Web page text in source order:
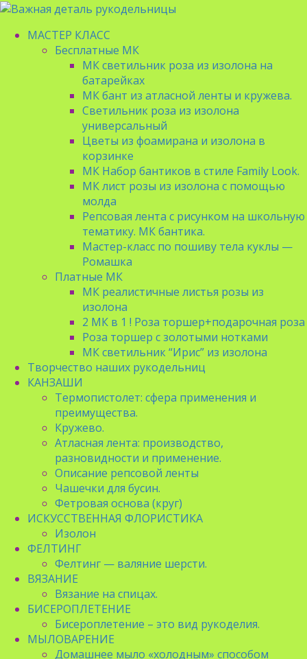
МАСТЕР КЛАСС
Бесплатные МК
МК светильник роза из изолона на
батарейках
МК бант из атласной ленты и кружева.
Светильник роза из изолона
универсальный
Цветы из фоамирана и изолона в
корзинке
МК Набор бантиков в стиле Family Look.
МК лист розы из изолона с помощью
молда
Репсовая лента с рисунком на школьную
тематику. МК бантика.
Мастер-класс по пошиву тела куклы —
Ромашка
Платные МК
МК реалистичные листья розы из
изолона
2 МК в 1 ! Роза торшер+подарочная роза
Роза торшер с золотыми нотками
МК светильник “Ирис” из изолона
Творчество наших рукодельниц
КАНЗАШИ
Термопистолет: сфера применения и
преимущества.
Кружево.
Атласная лента: производство,
разновидности и применение.
Описание репсовой ленты
Чашечки для бусин.
Фетровая основа (круг)
ИСКУССТВЕННАЯ ФЛОРИСТИКА
Изолон
ФЕЛТИНГ
Фелтинг — валяние шерсти.
ВЯЗАНИЕ
Вязание на спицах.
БИСЕРОПЛЕТЕНИЕ
Бисероплетение – это вид рукоделия.
МЫЛОВАРЕНИЕ
Домашнее мыло «холодным» способом